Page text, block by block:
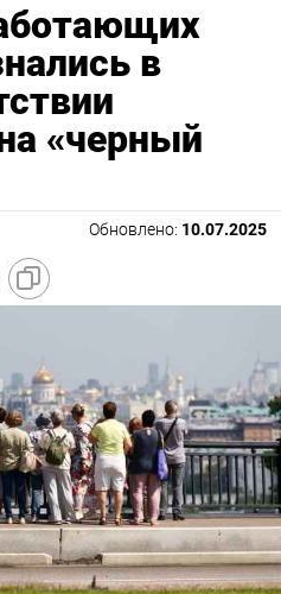
в
«черный
Обновлено: 10.07.2025